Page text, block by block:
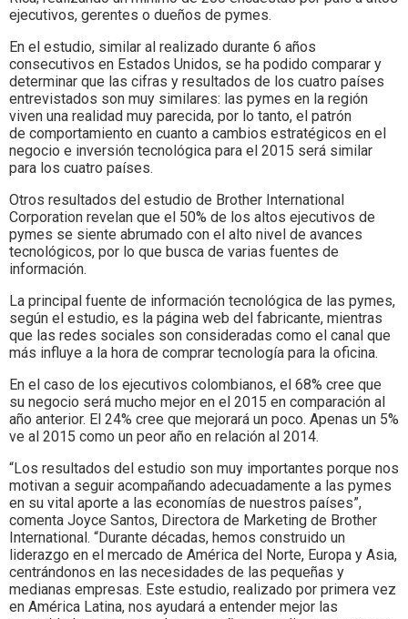
ejecutivos, gerentes o dueños de pymes.
En el estudio, similar al realizado durante 6 años
consecutivos en Estados Unidos, se ha podido comparar y
determinar que las cifras y resultados de los cuatro países
entrevistados son muy similares: las pymes en la región
viven una realidad muy parecida, por lo tanto, el patrón
de comportamiento en cuanto a cambios estratégicos en el
negocio e inversión tecnológica para el 2015 será similar
para los cuatro países.
Otros resultados del estudio de Brother International
Corporation revelan que el 50% de los altos ejecutivos de
pymes se siente abrumado con el alto nivel de avances
tecnológicos, por lo que busca de varias fuentes de
información.
La principal fuente de información tecnológica de las pymes,
según el estudio, es la página web del fabricante, mientras
que las redes sociales son consideradas como el canal que
más influye a la hora de comprar tecnología para la oficina.
En el caso de los ejecutivos colombianos, el 68% cree que
su negocio será mucho mejor en el 2015 en comparación al
año anterior. El 24% cree que mejorará un poco. Apenas un 5%
ve al 2015 como un peor año en relación al 2014.
“Los resultados del estudio son muy importantes porque nos
motivan a seguir acompañando adecuadamente a las pymes
en su vital aporte a las economías de nuestros países”,
comenta Joyce Santos, Directora de Marketing de Brother
International. “Durante décadas, hemos construido un
liderazgo en el mercado de América del Norte, Europa y Asia,
centrándonos en las necesidades de las pequeñas y
medianas empresas. Este estudio, realizado por primera vez
en América Latina, nos ayudará a entender mejor las